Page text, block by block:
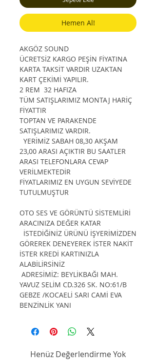
Hemen Al!
AKGÖZ SOUND
ÜCRETSİZ KARGO PEŞİN FİYATINA
KARTA TAKSİT VARDIR UZAKTAN
KART ÇEKİMİ YAPILIR.
2 REM 32 HAFIZA
TÜM SATIŞLARIMIZ MONTAJ HARİÇ
FİYATTIR
TOPTAN VE PARAKENDE
SATIŞLARIMIZ VARDIR.
​ YERİMİZ SABAH 08,30 AKŞAM
23,00 ARASI AÇIKTIR BU SAATLER
ARASI TELEFONLARA CEVAP
VERİLMEKTEDİR
FİYATLARIMIZ EN UYGUN SEVİYEDE
TUTULMUŞTUR
OTO SES VE GÖRÜNTÜ SİSTEMLİRİ
ARACINIZA DEĞER KATAR
İSTEDİĞİNİZ ÜRÜNÜ İŞYERİMİZDEN
GÖREREK DENEYEREK İSTER NAKİT
İSTER KREDİ KARTINIZLA
ALABİLİRSİNİZ
ADRESİMİZ: BEYLİKBAĞI MAH.
YAVUZ SELİM CD.326 SK. NO:61/B
GEBZE /KOCAELİ SARI CAMİ EVA
BENZİNLİK YANI
Henüz Değerlendirme Yok